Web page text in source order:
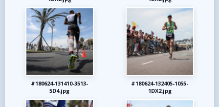
#180624-131410-3513-
5D4.jpg
#180624-132405-1055-
1DX2.jpg